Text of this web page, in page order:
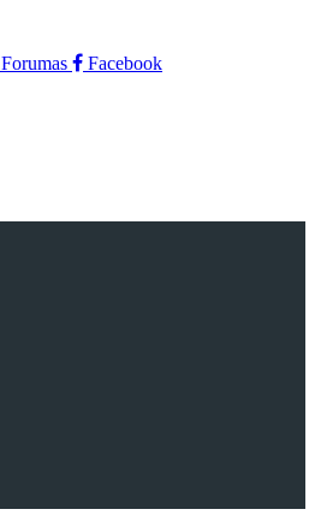
Forumas
Facebook